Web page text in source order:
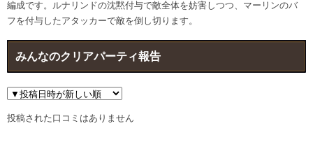
編成です。ルナリンドの沈黙付与で敵全体を妨害しつつ、マーリンのバ
フを付与したアタッカーで敵を倒し切ります。
みんなのクリアパーティ報告
投稿された口コミはありません